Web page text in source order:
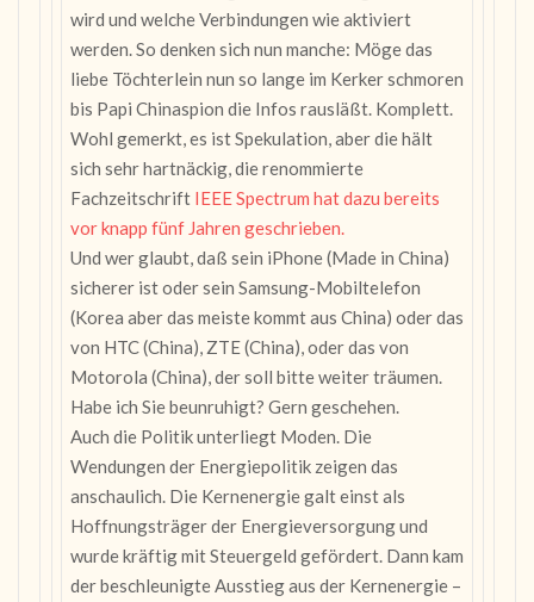
wird und welche Verbindungen wie aktiviert
werden. So denken sich nun manche: Möge das
liebe Töchterlein nun so lange im Kerker schmoren
bis Papi Chinaspion die Infos rausläßt. Komplett.
Wohl gemerkt, es ist Spekulation, aber die hält
sich sehr hartnäckig, die renommierte
Fachzeitschrift IEEE Spectrum hat dazu bereits
vor knapp fünf Jahren geschrieben.
Und wer glaubt, daß sein iPhone (Made in China)
sicherer ist oder sein Samsung-Mobiltelefon
(Korea aber das meiste kommt aus China) oder das
von HTC (China), ZTE (China), oder das von
Motorola (China), der soll bitte weiter träumen.
Habe ich Sie beunruhigt? Gern geschehen.
Auch die Politik unterliegt Moden. Die
Wendungen der Energiepolitik zeigen das
anschaulich. Die Kernenergie galt einst als
Hoffnungsträger der Energieversorgung und
wurde kräftig mit Steuergeld gefördert. Dann kam
der beschleunigte Ausstieg aus der Kernenergie –